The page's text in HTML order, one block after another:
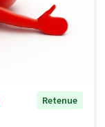
Retenue